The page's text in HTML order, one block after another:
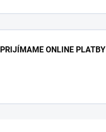
PRIJÍMAME ONLINE PLATBY